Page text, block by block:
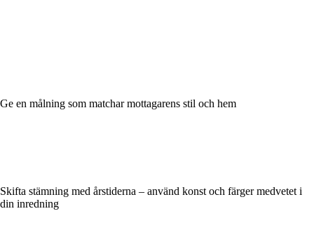
Ge en målning som matchar mottagarens stil och hem
Skifta stämning med årstiderna – använd konst och färger medvetet i
din inredning